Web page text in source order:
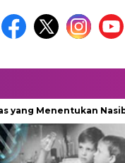
Nasib Bintang